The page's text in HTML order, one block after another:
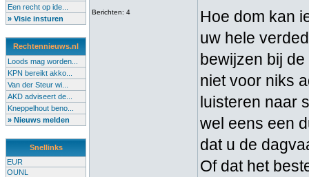
Een recht op ide...
» Visie insturen
Rechtennieuws.nl
Loods mag worden...
KPN bereikt akko...
Van der Steur wi...
AKD adviseert de...
Kneppelhout beno...
» Nieuws melden
Snellinks
EUR
OUNL
Berichten: 4
Hoe dom kan
uw hele
bewijzen bij
niet voor niks
luisteren naar
wel eens een
dat u de
Of dat het